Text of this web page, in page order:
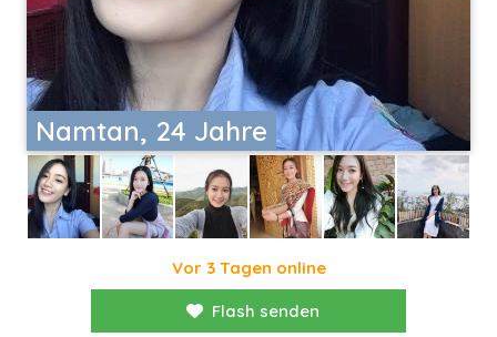
Namtan, 24 Jahre
Vor 3 Tagen online
Flash senden